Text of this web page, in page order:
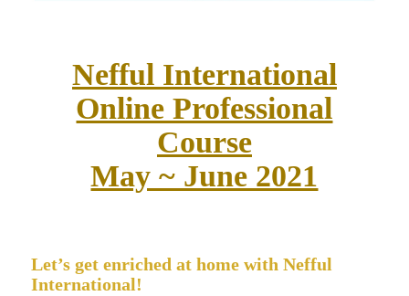
Nefful International
Online Professional
Course
May ~ June 2021
Let’s get enriched at home with Nefful
International!